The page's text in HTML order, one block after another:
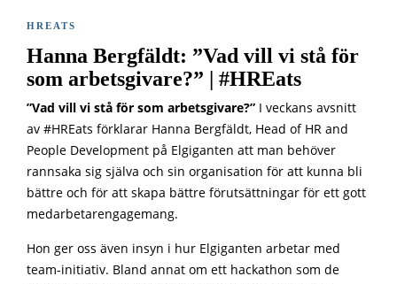
HREATS
Hanna Bergfäldt: ”Vad vill vi stå för
som arbetsgivare?” | #HREats
”Vad vill vi stå för som arbetsgivare?” I veckans avsnitt
av #HREats förklarar Hanna Bergfäldt, Head of HR and
People Development på Elgiganten att man behöver
rannsaka sig själva och sin organisation för att kunna bli
bättre och för att skapa bättre förutsättningar för ett gott
medarbetarengagemang.
Hon ger oss även insyn i hur Elgiganten arbetar med
team-initiativ. Bland annat om ett hackathon som de